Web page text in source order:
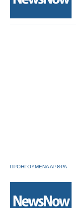
ΠΡΟΗΓΟΥΜΕΝΑ ΑΡΘΡΑ